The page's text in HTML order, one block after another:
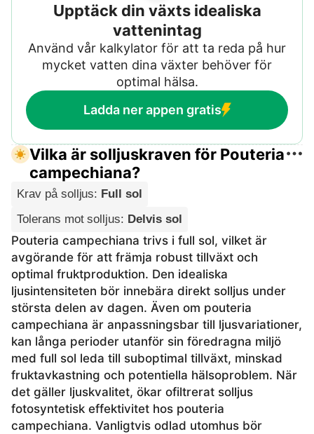
Upptäck din växts idealiska
vattenintag
Använd vår kalkylator för att ta reda på hur
mycket vatten dina växter behöver för
optimal hälsa.
Ladda ner appen gratis
Vilka är solljuskraven för Pouteria
campechiana?
Krav på solljus: Full sol
Tolerans mot solljus: Delvis sol
Pouteria campechiana trivs i full sol, vilket är
avgörande för att främja robust tillväxt och
optimal fruktproduktion. Den idealiska
ljusintensiteten bör innebära direkt solljus under
största delen av dagen. Även om pouteria
campechiana är anpassningsbar till ljusvariationer,
kan långa perioder utanför sin föredragna miljö
med full sol leda till suboptimal tillväxt, minskad
fruktavkastning och potentiella hälsoproblem. När
det gäller ljuskvalitet, ökar ofiltrerat solljus
fotosyntetisk effektivitet hos pouteria
campechiana. Vanligtvis odlad utomhus bör